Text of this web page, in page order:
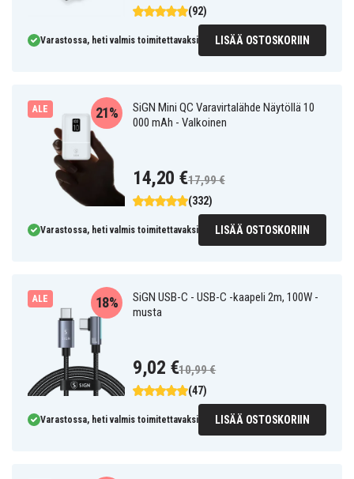
(92)
Varastossa, heti valmis toimitettavaksi LISÄÄ OSTOSKORIIN
ALE
SiGN Mini QC Varavirtalähde Näytöllä 10
000 mAh - Valkoinen
(332)
21%
14,20 €17,99 €
Varastossa, heti valmis toimitettavaksi LISÄÄ OSTOSKORIIN
ALE
SiGN USB-C - USB-C -kaapeli 2m, 100W -
musta
(47)
18%
9,02 €10,99 €
Varastossa, heti valmis toimitettavaksi LISÄÄ OSTOSKORIIN